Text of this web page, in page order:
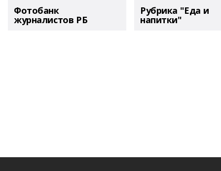
Фотобанк
журналистов РБ
Рубрика "Еда и
напитки"